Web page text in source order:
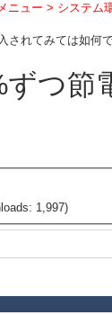
ニュー > システ
されてみては如何
ずつ節
1,997)